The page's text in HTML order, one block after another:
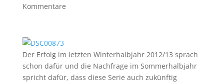
Kommentare
Der Erfolg im letzten Winterhalbjahr 2012/13 sprach
schon dafür und die Nachfrage im Sommerhalbjahr
spricht dafür, dass diese Serie auch zukünftig